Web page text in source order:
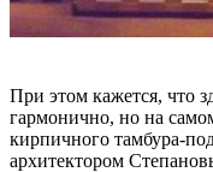
При этом кажется, что
гармонично, но на
кирпичного тамбура-
архитектором